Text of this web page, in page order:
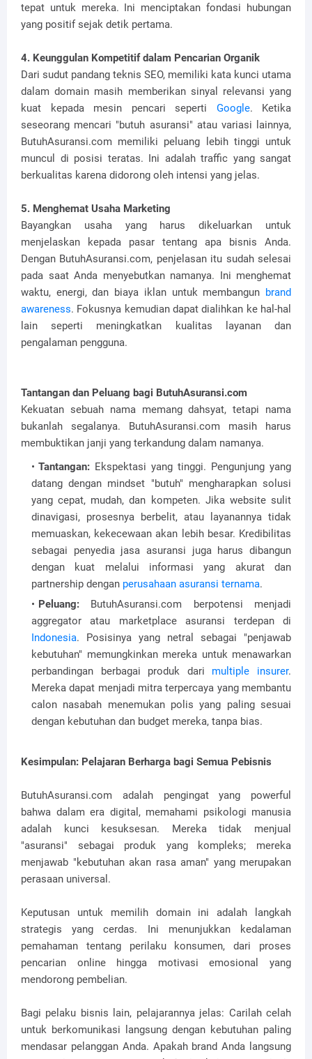
tepat untuk mereka. Ini menciptakan fondasi hubungan
yang positif sejak detik pertama.
4. Keunggulan Kompetitif dalam Pencarian Organik
Dari sudut pandang teknis SEO, memiliki kata kunci utama
dalam domain masih memberikan sinyal relevansi yang
kuat kepada mesin pencari seperti Google. Ketika
seseorang mencari "butuh asuransi" atau variasi lainnya,
ButuhAsuransi.com memiliki peluang lebih tinggi untuk
muncul di posisi teratas. Ini adalah traffic yang sangat
berkualitas karena didorong oleh intensi yang jelas.
5. Menghemat Usaha Marketing
Bayangkan usaha yang harus dikeluarkan untuk
menjelaskan kepada pasar tentang apa bisnis Anda.
Dengan ButuhAsuransi.com, penjelasan itu sudah selesai
pada saat Anda menyebutkan namanya. Ini menghemat
waktu, energi, dan biaya iklan untuk membangun brand
awareness. Fokusnya kemudian dapat dialihkan ke hal-hal
lain seperti meningkatkan kualitas layanan dan
pengalaman pengguna.
Tantangan dan Peluang bagi ButuhAsuransi.com
Kekuatan sebuah nama memang dahsyat, tetapi nama
bukanlah segalanya. ButuhAsuransi.com masih harus
membuktikan janji yang terkandung dalam namanya.
Tantangan: Ekspektasi yang tinggi. Pengunjung yang
datang dengan mindset "butuh" mengharapkan solusi
yang cepat, mudah, dan kompeten. Jika website sulit
dinavigasi, prosesnya berbelit, atau layanannya tidak
memuaskan, kekecewaan akan lebih besar. Kredibilitas
sebagai penyedia jasa asuransi juga harus dibangun
dengan kuat melalui informasi yang akurat dan
partnership dengan perusahaan asuransi ternama.
Peluang: ButuhAsuransi.com berpotensi menjadi
aggregator atau marketplace asuransi terdepan di
Indonesia. Posisinya yang netral sebagai "penjawab
kebutuhan" memungkinkan mereka untuk menawarkan
perbandingan berbagai produk dari multiple insurer.
Mereka dapat menjadi mitra terpercaya yang membantu
calon nasabah menemukan polis yang paling sesuai
dengan kebutuhan dan budget mereka, tanpa bias.
Kesimpulan: Pelajaran Berharga bagi Semua Pebisnis
ButuhAsuransi.com adalah pengingat yang powerful
bahwa dalam era digital, memahami psikologi manusia
adalah kunci kesuksesan. Mereka tidak menjual
"asuransi" sebagai produk yang kompleks; mereka
menjawab "kebutuhan akan rasa aman" yang merupakan
perasaan universal.
Keputusan untuk memilih domain ini adalah langkah
strategis yang cerdas. Ini menunjukkan kedalaman
pemahaman tentang perilaku konsumen, dari proses
pencarian online hingga motivasi emosional yang
mendorong pembelian.
Bagi pelaku bisnis lain, pelajarannya jelas: Carilah celah
untuk berkomunikasi langsung dengan kebutuhan paling
mendasar pelanggan Anda. Apakah brand Anda langsung